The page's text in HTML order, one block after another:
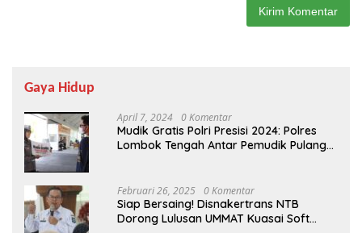
Gaya Hidup
April 7, 2024 0 Komentar
Mudik Gratis Polri Presisi 2024: Polres
Lombok Tengah Antar Pemudik Pulang
Februari 26, 2025 0 Komentar
Siap Bersaing! Disnakertrans NTB
Dorong Lulusan UMMAT Kuasai Soft